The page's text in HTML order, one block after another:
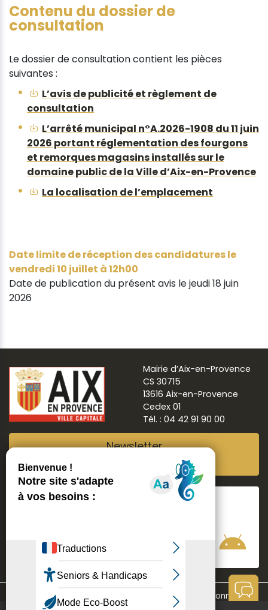
Contenu du dossier de
consultation
Le dossier de consultation contient les pièces
suivantes :
L’avis de publicité et règlement de
consultation
L’arrêté municipal n°A.2026-1908 du 11 juin
2026 portant réglementation des fourgons
et remorques magasins installés sur le
domaine public de la Ville d’Aix-en-Provence
La localisation de l’emplacement
Date limite de réception des candidatures le
vendredi 10 juillet à 12h00
Date de publication du présent avis le jeudi 18 juin
2026
Mairie d’Aix-en-Provence
CS 30715
13616 Aix-en-Provence
Cedex 01
Tél. : 04 42 91 90 00
Newsletter
Suivre Aix ma ville
Communication Données personnelles